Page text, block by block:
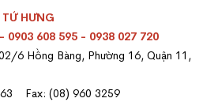
HƯNG
608 595 - 0938 027 720
6 Hồng Bàng, Phường 16, Quận 11,
Fax: (08) 960 3259